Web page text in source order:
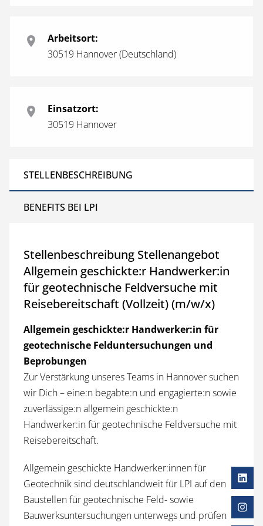
Arbeitsort:
30519 Hannover (Deutschland)
Einsatzort:
30519 Hannover
STELLENBESCHREIBUNG
BENEFITS BEI LPI
Stellenbeschreibung Stellenangebot
Allgemein geschickte:r Handwerker:in
für geotechnische Feldversuche mit
Reisebereitschaft (Vollzeit) (m/w/x)
Allgemein geschickte:r Handwerker:in für
geotechnische Felduntersuchungen und
Beprobungen
Zur Verstärkung unseres Teams in Hannover suchen
wir Dich – eine:n begabte:n und engagierte:n sowie
zuverlässige:n allgemein geschickte:n
Handwerker:in für geotechnische Feldversuche mit
Reisebereitschaft.
Allgemein geschickte Hand­werker:innen für
Geotechnik sind ­deutschland­weit für LPI auf den
Baustellen für geotechnische Feld- sowie
Bauwerksuntersuchungen unterwegs und prüfen